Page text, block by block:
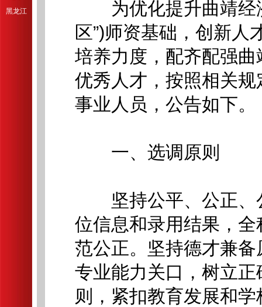
黑龙江
为优化提升曲靖经
区”)师资基础，创新人
培养力度，配齐配强
优秀人才，按照相关
事业人员，公告如下。
一、选调原则
坚持公平、公正、
位信息和录用结果，
范公正。坚持德才兼
专业能力关口，树立
则，紧扣教育发展和